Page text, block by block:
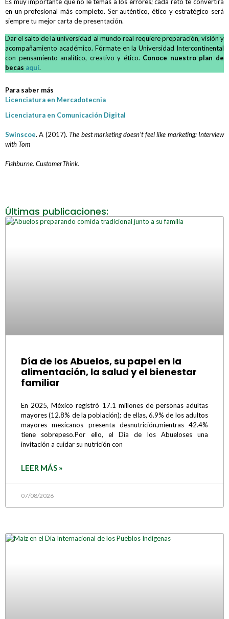
Es muy importante que no le temas a los errores; cada reto te convertirá
en un profesional más completo. Ser auténtico, ético y estratégico será
siempre tu mejor carta de presentación.
Dar el salto de la universidad al mundo real requiere preparación, visión y
acompañamiento académico. Fórmate en la Universidad Intercontinental
con pensamiento analítico, creativo y ético. Conoce nuestro plan de
becas aquí.
Para saber más
Licenciatura en Mercadotecnia
Licenciatura en Comunicación Digital
Swinscoe. A (2017).The best marketing doesn’t feel like marketing: Interview
with Tom
Fishburne. CustomerThink.
Últimas publicaciones:
Día de los Abuelos, su papel en la
alimentación, la salud y el bienestar
familiar
En 2025, México registró 17.1 millones de personas adultas
mayores (12.8% de la población); de ellas, 6.9% de los adultos
mayores mexicanos presenta desnutrición,mientras 42.4%
tiene sobrepeso.Por ello, el Día de los Abueloses una
invitación a cuidar su nutrición con
LEER MÁS »
07/08/2026